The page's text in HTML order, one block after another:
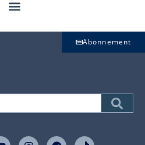
Abonnement